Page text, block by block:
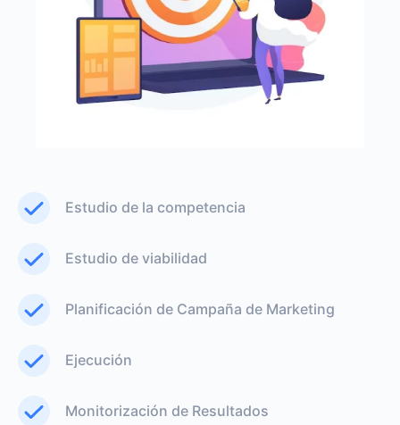
Estudio de la competencia
Estudio de viabilidad
Planificación de Campaña de Marketing
Ejecución
Monitorización de Resultados